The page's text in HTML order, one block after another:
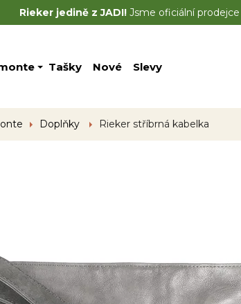
Rieker jedině z JADI!Jsme oficiální prodejce
Tašky Nové Slevy
Doplňky Rieker stříbrná kabelka